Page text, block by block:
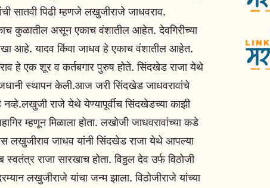
सातवी पिढी म्हणजे लखुजीराजे जाधवराव.
कुळातील असून एकाच वंशातील आहेत. देवगिरीच्या
आहे. यादव किंवा जाधव हे एकाच वंशातील आहेत.
हे एक शूर व कर्तबगार पुरुष होते. सिंदखेड राजा येथे
स्थापन केली.आज जरी सिंदखेड जाधवरावांचे
राजे येथे येण्यापूर्वीच सिंदखेडच्या काझी
म्हणून मिळाला होता. लखोजी जाधवरावांच्या कडे
लखुजीराव जाधव यांनी सिंदखेड राजा येथे आपल्या
स्वतंत्र राजा सारखाच होता. विठ्ठल देव उर्फ विठोजी
लखुजीराजे यांचा जन्म झाला. विठोजीराजे यांच्या